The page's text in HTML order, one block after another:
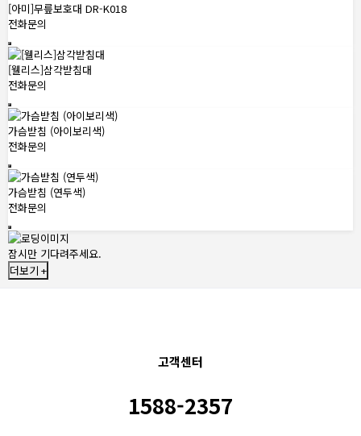
[아미]무릎보호대 DR-K018
전화문의
[웰리스]삼각받침대
전화문의
가슴받침 (아이보리색)
전화문의
가슴받침 (연두색)
전화문의
잠시만 기다려주세요.
더보기 +
고객센터
1588-2357